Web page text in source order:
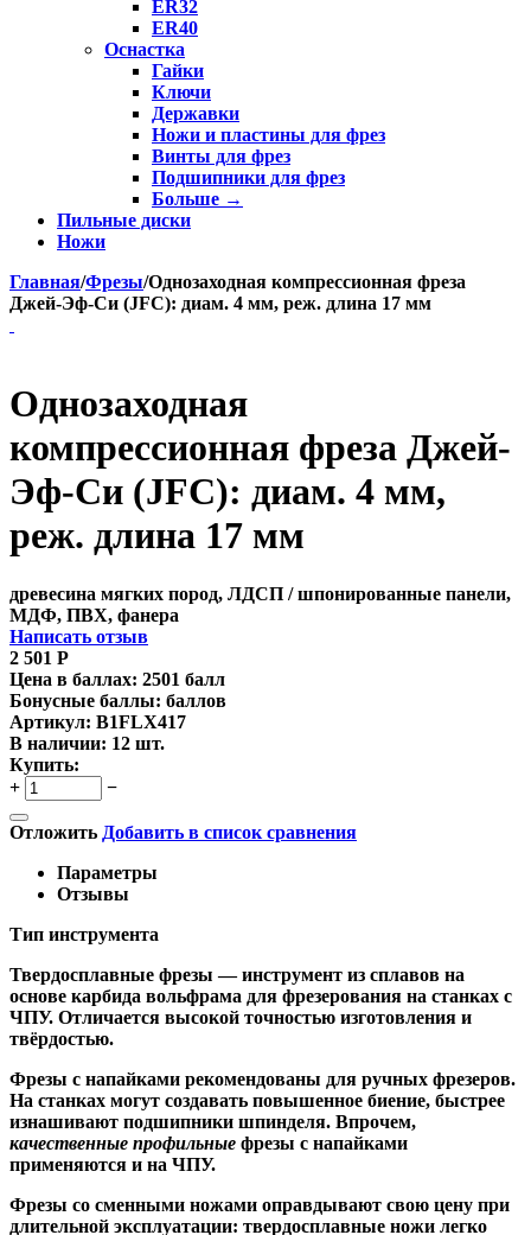
ER32
ER40
Оснастка
Гайки
Ключи
Державки
Ножи и пластины для фрез
Винты для фрез
Подшипники для фрез
Больше →
Пильные диски
Ножи
Главная/Фрезы/Однозаходная компрессионная фреза
Джей-Эф-Си (JFC): диам. 4 мм, реж. длина 17 мм
Однозаходная
компрессионная фреза Джей-
Эф-Си (JFC): диам. 4 мм,
реж. длина 17 мм
древесина мягких пород, ЛДСП / шпонированные панели,
МДФ, ПВХ, фанера
Написать отзыв
2 501 Р
Цена в баллах: 2501 балл
Бонусные баллы: баллов
Артикул: B1FLX417
В наличии: 12 шт.
Купить:
+
−
Отложить Добавить в список сравнения
Параметры
Отзывы
Тип инструмента
Твердосплавные фрезы — инструмент из сплавов на
основе карбида вольфрама для фрезерования на станках с
ЧПУ. Отличается высокой точностью изготовления и
твёрдостью.
Фрезы с напайками рекомендованы для ручных фрезеров.
На станках могут создавать повышенное биение, быстрее
изнашивают подшипники шпинделя. Впрочем,
качественные профильные фрезы с напайками
применяются и на ЧПУ.
Фрезы со сменными ножами оправдывают свою цену при
длительной эксплуатации: твердосплавные ножи легко